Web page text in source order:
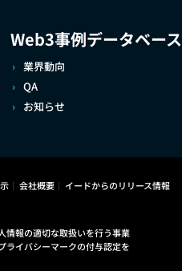
Web3事例データベース
業界動向
QA
お知らせ
会社概要 イードからのリリース情報
情報の適切な取扱いを行う事業
ライバシーマークの付与認定を